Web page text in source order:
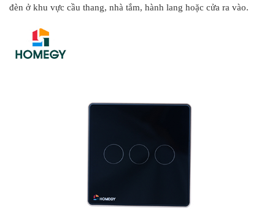
đèn ở khu vực cầu thang, nhà tắm, hành lang hoặc cửa ra vào.